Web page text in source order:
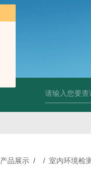
AZ86032荧光溶氧
产品展示 / /室内环境检